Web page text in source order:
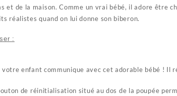
et de la maison. Comme un vrai bébé, il adore être
réalistes quand on lui donne son biberon.
:
votre enfant communique avec cet adorable bébé ! Il
de réinitialisation situé au dos de la poupée